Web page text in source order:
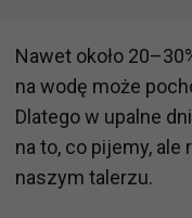
Nawet około
na wodę może
Dlatego w upalne
na to, co pijemy, ale
naszym talerzu.